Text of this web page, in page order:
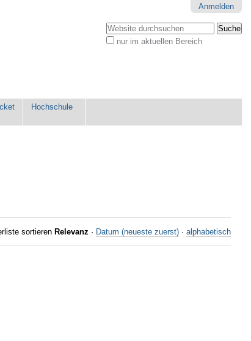
Anmelden
Website durchsuchen
nur im aktuellen Bereich
Hochschule
sortieren Relevanz · Datum (neueste zuerst) · alphabetisch